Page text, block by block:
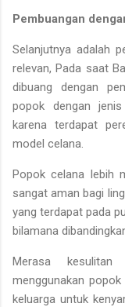
Pembuangan
Selanjutnya adalah
relevan, Pada saat
dibuang dengan
popok dengan
karena terdapat
model celana.
Popok celana lebih
sangat aman bagi
yang terdapat pada
bilamana
Merasa
menggunakan
keluarga untuk